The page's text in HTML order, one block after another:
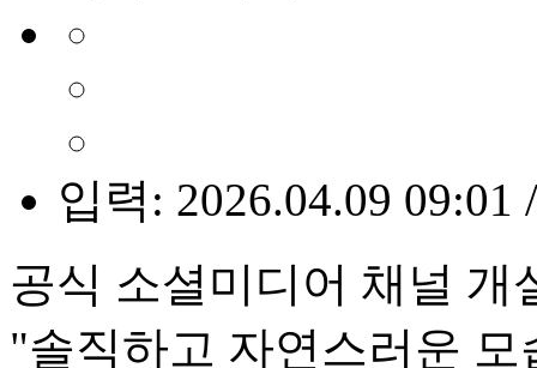
입력: 2026.04.09 09:01
공식 소셜미디어 채널 개
"솔직하고 자연스러운